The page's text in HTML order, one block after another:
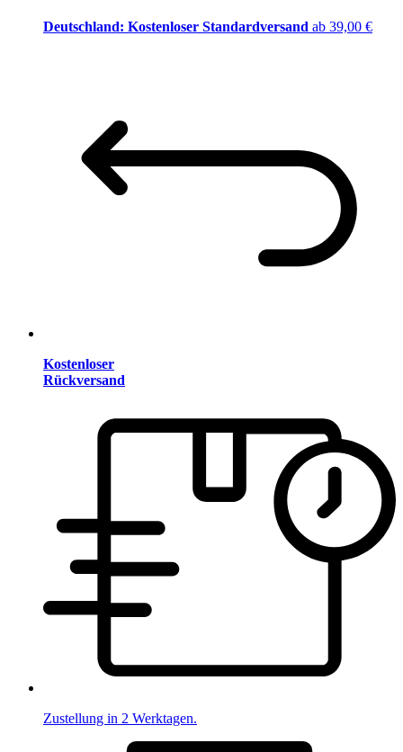
Deutschland: Kostenloser Standardversand ab 39,00 €
Kostenloser
Rückversand
Zustellung in 2 Werktagen.